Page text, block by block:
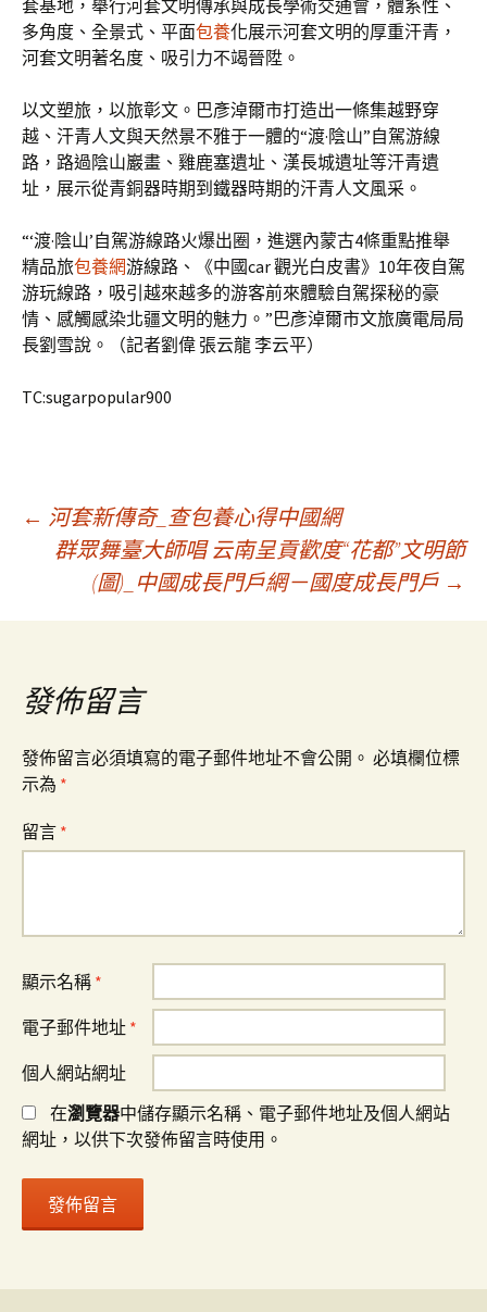
套基地，舉行河套文明傳承與成長學術交通會，體系性、
多角度、全景式、平面包養化展示河套文明的厚重汗青，
河套文明著名度、吸引力不竭晉陞。
以文塑旅，以旅彰文。巴彥淖爾市打造出一條集越野穿
越、汗青人文與天然景不雅于一體的“渡·陰山”自駕游線
路，路過陰山巖畫、雞鹿塞遺址、漢長城遺址等汗青遺
址，展示從青銅器時期到鐵器時期的汗青人文風采。
“‘渡·陰山’自駕游線路火爆出圈，進選內蒙古4條重點推舉
精品旅包養網游線路、《中國car 觀光白皮書》10年夜自駕
游玩線路，吸引越來越多的游客前來體驗自駕探秘的豪
情、感觸感染北疆文明的魅力。”巴彥淖爾市文旅廣電局局
長劉雪說。（記者劉偉 張云龍 李云平）
TC:sugarpopular900
文
覽
← 河套新傳奇_查包養心得中國網
群眾舞臺大師唱 云南呈貢歡度“花都”文明節
(圖)_中國成長門戶網－國度成長門戶 →
發佈留言
發佈留言必須填寫的電子郵件地址不會公開。 必填欄位標
示為 *
留言 *
顯示名稱 *
電子郵件地址 *
個人網站網址
在瀏覽器中儲存顯示名稱、電子郵件地址及個人網站
網址，以供下次發佈留言時使用。